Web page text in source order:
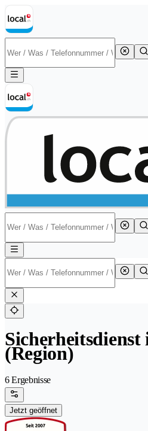
(Region)
6 Ergebnisse
Jetzt geöffnet